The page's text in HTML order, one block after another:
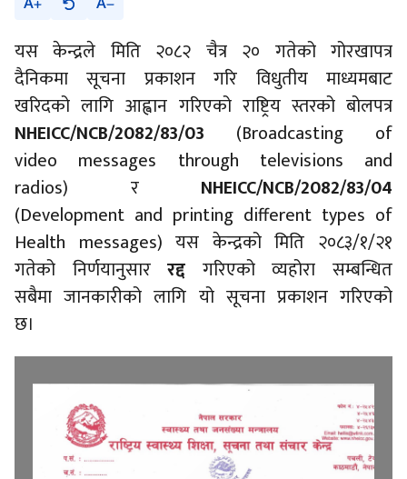
यस केन्द्रले मिति २०८२ चैत्र २० गतेको गोरखापत्र
दैनिकमा सूचना प्रकाशन गरि विधुतीय माध्यमबाट
खरिदको लागि आह्वान गरिएको राष्ट्रिय स्तरको बोलपत्र
NHEICC/NCB/2082/83/03 (Broadcasting of
video messages through televisions and
radios) र NHEICC/NCB/2082/83/04
(Development and printing different types of
Health messages) यस केन्द्रको मिति २०८३/१/२१
गतेको निर्णयानुसाररद्द गरिएको व्यहोरा सम्बन्धित
सबैमा जानकारीको लागि यो सूचना प्रकाशन गरिएको
छ।